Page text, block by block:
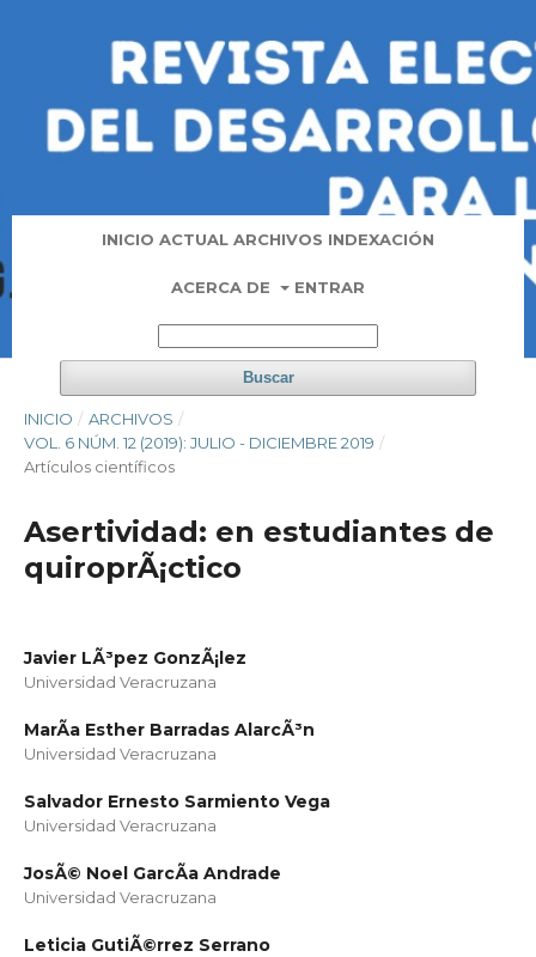
INICIO ACTUAL ARCHIVOS INDEXACIÓN
ACERCA DE ENTRAR
Buscar
INICIO / ARCHIVOS /
VOL. 6 NÚM. 12 (2019): JULIO - DICIEMBRE 2019 /
Artí­culos científicos
Asertividad: en estudiantes de
quiroprÃ¡ctico
Javier LÃ³pez GonzÃ¡lez
Universidad Veracruzana
MarÃ­a Esther Barradas AlarcÃ³n
Universidad Veracruzana
Salvador Ernesto Sarmiento Vega
Universidad Veracruzana
JosÃ© Noel GarcÃ­a Andrade
Universidad Veracruzana
Leticia GutiÃ©rrez Serrano